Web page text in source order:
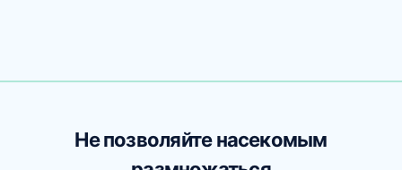
Не позволяйте насекомым